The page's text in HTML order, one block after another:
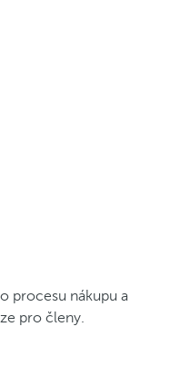
procesu nákupu a
pro členy.